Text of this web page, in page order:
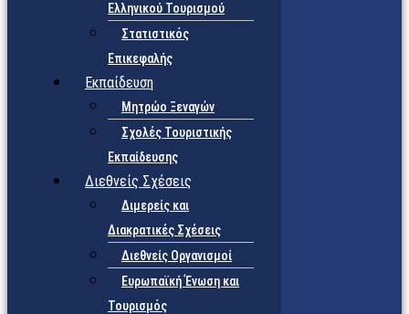
Ελληνικού Τουρισμού
Στατιστικός
Επικεφαλής
Εκπαίδευση
Μητρώο Ξεναγών
Σχολές Τουριστικής
Εκπαίδευσης
Διεθνείς Σχέσεις
Διμερείς και
Διακρατικές Σχέσεις
Διεθνείς Οργανισμοί
Ευρωπαϊκή Ένωση και
Τουρισμός